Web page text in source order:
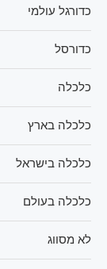
כדורגל עולמי
כדורסל
כלכלה
כלכלה בארץ
כלכלה בישראל
כלכלה בעולם
לא מסווג